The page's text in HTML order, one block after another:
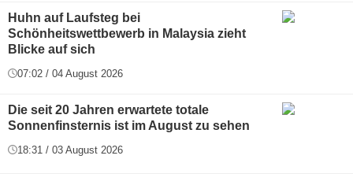
Huhn auf Laufsteg bei
Schönheitswettbewerb in Malaysia zieht
Blicke auf sich
07:02 / 04 August 2026
Die seit 20 Jahren erwartete totale
Sonnenfinsternis ist im August zu sehen
18:31 / 03 August 2026